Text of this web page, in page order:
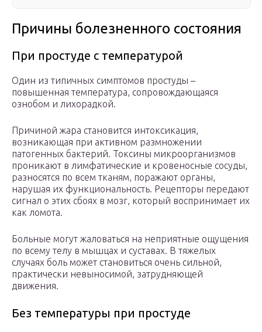
Причины болезненного состояния
При простуде с температурой
Один из типичных симптомов простуды –
повышенная температура, сопровождающаяся
ознобом и лихорадкой.
Причиной жара становится интоксикация,
возникающая при активном размножении
патогенных бактерий. Токсины микроорганизмов
проникают в лимфатические и кровеносные сосуды,
разносятся по всем тканям, поражают органы,
нарушая их функциональность. Рецепторы передают
сигнал о этих сбоях в мозг, который воспринимает их
как ломота.
Больные могут жаловаться на неприятные ощущения
по всему телу в мышцах и суставах. В тяжелых
случаях боль может становиться очень сильной,
практически невыносимой, затрудняющей
движения.
Без температуры при простуде